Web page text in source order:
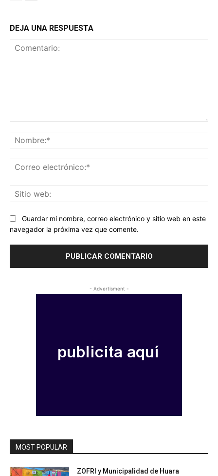
DEJA UNA RESPUESTA
Guardar mi nombre, correo electrónico y sitio web en este
navegador la próxima vez que comente.
- Advertisment -
MOST POPULAR
ZOFRI y Municipalidad de Huara